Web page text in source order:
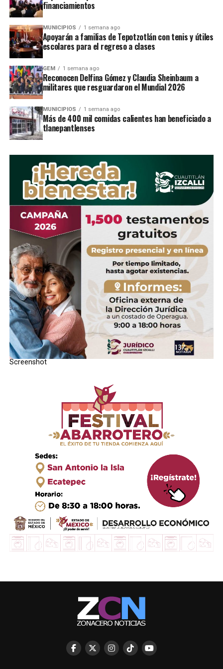
RELATED TOPICS:
UP NEXT
Avanzan en mejoramiento de la imagen urbana en
TultitlÃ¡n
DON'T MISS
TultitlÃ¡n serÃ¡ semillero de deportistas en el Edomex
STAFF / Zona Cero Noticias
financiamientos
MUNICIPIOS 1 semana ago
Apoyarán a familias de Tepotzotlán con tenis y útiles
escolares para el regreso a clases
GEM 1 semana ago
Reconocen Delfina Gómez y Claudia Sheinbaum a
militares que resguardaron el Mundial 2026
MUNICIPIOS 1 semana ago
Más de 400 mil comidas calientes han beneficiado a
tlanepantlenses
Screenshot